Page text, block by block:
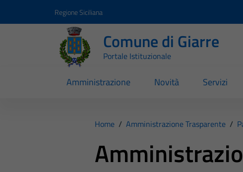
Regione Siciliana
Comune di Giarre
Portale Istituzionale
Amministrazione Novità Servizi
Home / Amministrazione Trasparente /